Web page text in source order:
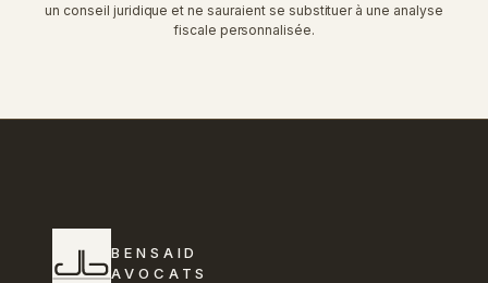
un conseil juridique et ne sauraient se substituer à une analyse
fiscale personnalisée.
BENSAID
AVOCATS